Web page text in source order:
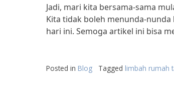
Jadi, mari kita bersama-sama
Kita tidak boleh menunda-
hari ini. Semoga artikel ini bisa
Posted in Blog Tagged limbah rumah